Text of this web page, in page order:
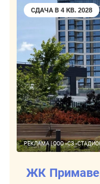
СДАЧА В 4 КВ. 2028
РЕКЛАМА | ООО «СЗ
ЖК